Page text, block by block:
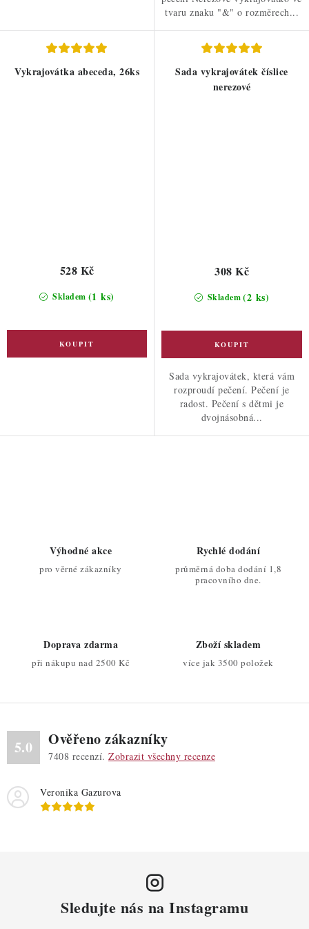
tvaru znaku "&" o rozměrech...
Vykrajovátka abeceda, 26ks
Skladem (1 ks)
528 Kč
Sada vykrajovátek číslice
nerezové
Skladem(2 ks)
308 Kč
Sada vykrajovátek, která vám
rozproudí pečení. Pečení je
radost. Pečení s dětmi je
dvojnásobná...
v
ý
i
s
u
Výhodné akce
pro věrné zákazníky
Rychlé dodání
průměrná doba dodání 1,8
pracovního dne.
Doprava zdarma
při nákupu nad 2500 Kč
Zboží skladem
více jak 3500 položek
5.0 Ověřeno zákazníky
7408 recenzí. Zobrazit všechny recenze
Veronika Gazurova
Sledujte nás na Instagramu